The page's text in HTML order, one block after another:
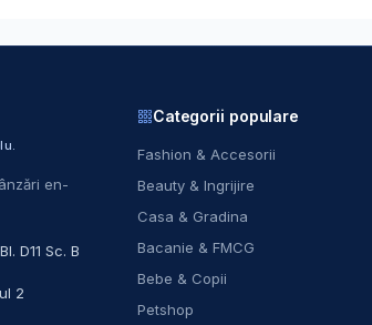
en-
D11 Sc. B
2
Categorii populare
Fashion & Accesorii
Beauty & Ingrijire
Casa & Gradina
Bacanie & FMCG
Bebe & Copii
Petshop